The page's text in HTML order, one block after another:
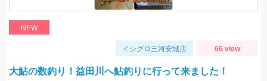
NEW
イシグロ三河安城店 66 view
大鮎の数釣り！益田川へ鮎釣りに行って来ました！